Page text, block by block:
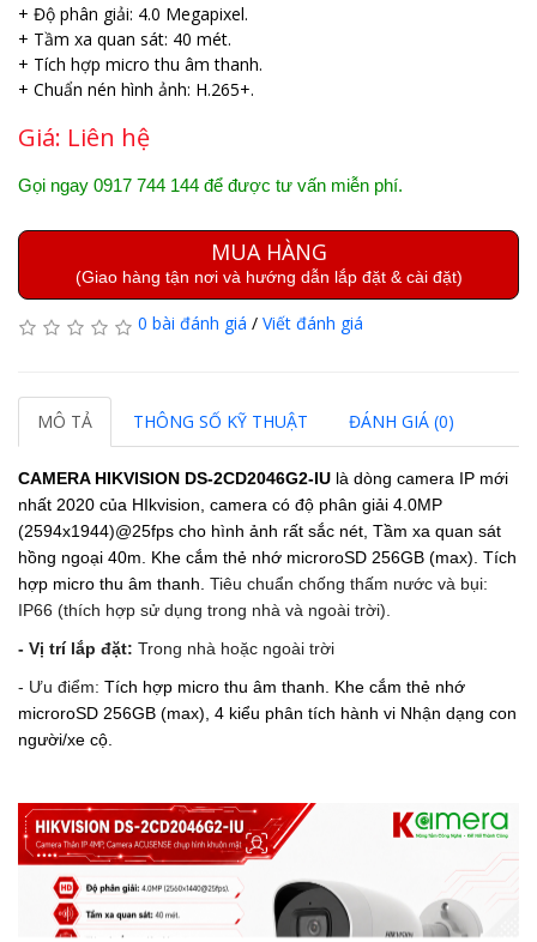
+ Độ phân giải: 4.0 Megapixel.
+ Tầm xa quan sát: 40 mét.
+ Tích hợp micro thu âm thanh.
+ Chuẩn nén hình ảnh: H.265+.
Giá: Liên hệ
Gọi ngay 0917 744 144 để được tư vấn miễn phí.
MUA HÀNG
(Giao hàng tận nơi và hướng dẫn lắp đặt & cài đặt)
0 bài đánh giá / Viết đánh giá
MÔ TẢ THÔNG SỐ KỸ THUẬT ĐÁNH GIÁ (0)
CAMERA HIKVISION DS-2CD2046G2-IU là dòng camera IP mới
nhất 2020 của HIkvision, camera có độ phân giải 4.0MP
(2594x1944)@25fps cho hình ảnh rất sắc nét Tầm xa quan sát
hồng ngoại 40m. Khe cắm thẻ nhớ microroSD 256GB (max). Tích
hợp micro thu âm thanh. Tiêu chuẩn chống thấm nước và bụi:
IP66 (thích hợp sử dụng trong nhà và ngoài trời).
- Vị trí lắp đặt: Trong nhà hoặc ngoài trời
- Ưu điểm: Tích hợp micro thu âm thanh. Khe cắm thẻ nhớ
microroSD 256GB (max), 4 kiểu phân tích hành vi Nhận dạng con
người/xe cộ.